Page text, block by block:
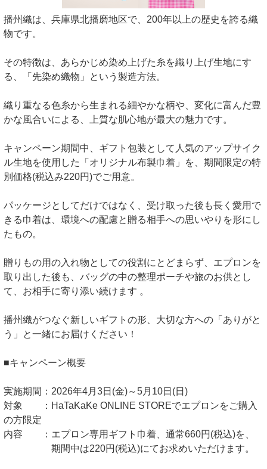
播州織は、兵庫県北播磨地区で、200年以上の歴史を誇る織
物です。
その特徴は、あらかじめ染め上げた糸を織り上げ生地にす
る、「先染め織物」という製造方法。
織り重なる色糸から生まれる細やかな柄や、変化に富んだ豊
かな風合いによる、上質な肌心地が最大の魅力です。
キャンペーン期間中、ギフト包装として人気のアップサイク
ル生地を使用した「オリジナル布製巾着」を、期間限定の特
別価格(税込み220円)でご用意。
パッケージとしてだけではなく、受け取った後も長く愛用で
きる巾着は、環境への配慮と贈る相手への思いやりを形にし
たもの。
贈りもの用の入れ物としての役割にとどまらず、エプロンを
取り出した後も、バッグの中の整理ポーチや旅のお供とし
て、お相手に寄り添い続けます 。
播州織がつなぐ新しいギフトの形、大切な方への「ありがと
う」と一緒にお届けください！
■キャンペーン概要
実施期間：2026年4月3日(金)～5月10日(日)
対象 ：HaTaKaKe ONLINE STOREでエプロンをご購入
の方限定
内容 ：エプロン専用ギフト巾着、通常660円(税込)を、
期間中は220円(税込)にてお求めいただけます。